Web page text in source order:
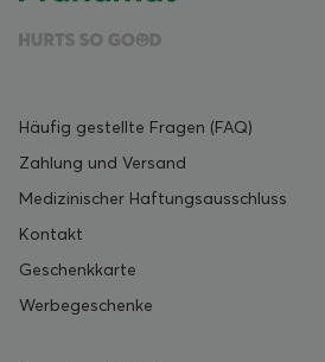
Häufig gestellte Fragen (FAQ)
Zahlung und Versand
Medizinischer Haftungsausschluss
Kontakt
Geschenkkarte
Werbegeschenke